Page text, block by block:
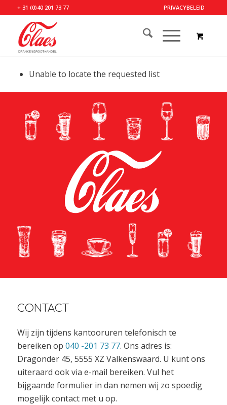
PRIVACYBELEID
+ 31 (0)40 201 73 77
Unable to locate the requested list
CONTACT
Wij zijn tijdens kantooruren telefonisch te
bereiken op 040 -201 73 77. Ons adres is:
Dragonder 45, 5555 XZ Valkenswaard. U kunt ons
uiteraard ook via e-mail bereiken. Vul het
bijgaande formulier in dan nemen wij zo spoedig
mogelijk contact met u op.